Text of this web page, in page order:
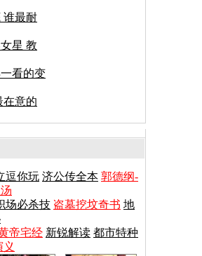
谁最耐
星 教
看的变
在意的
逗你玩 济公传全本 郭德纲-
场必杀技 盗墓挖坟奇书 地
帝宅经 新锐解读 都市特种
义